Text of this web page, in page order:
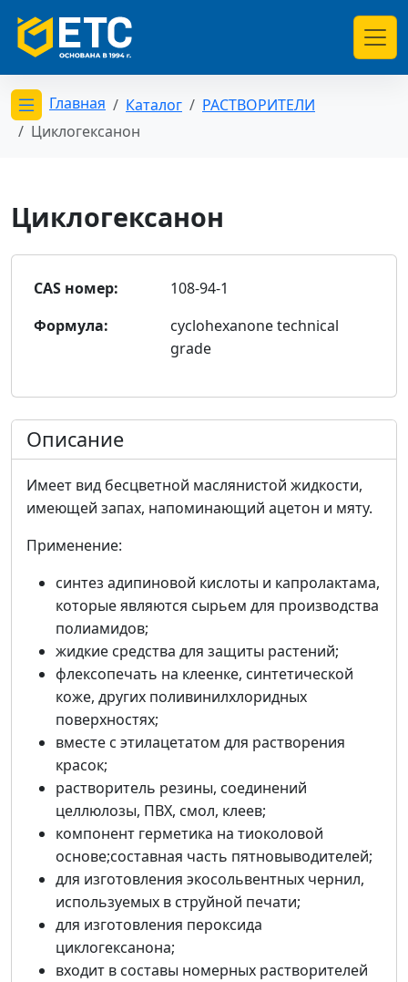
Открыть меню категорий
Главная Каталог
РАСТВОРИТЕЛИ
Циклогексанон
Циклогексанон
CAS номер:
108-94-1
Формула:
cyclohexanone technical
grade
Описание
Имеет вид бесцветной маслянистой жидкости,
имеющей запах, напоминающий ацетон и мяту.
Применение:
синтез адипиновой кислоты и капролактама,
которые являются сырьем для производства
полиамидов;
жидкие средства для защиты растений;
флексопечать на клеенке, синтетической
коже, других поливинилхлоридных
поверхностях;
вместе с этилацетатом для растворения
красок;
растворитель резины, соединений
целлюлозы, ПВХ, смол, клеев;
компонент герметика на тиоколовой
основе;составная часть пятновыводителей;
для изготовления экосольвентных чернил,
используемых в струйной печати;
для изготовления пероксида
циклогексанона;
входит в составы номерных растворителей